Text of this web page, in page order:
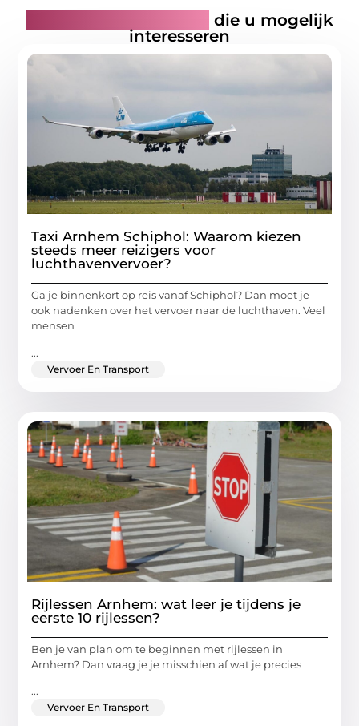
die u mogelijk
interesseren
Taxi Arnhem Schiphol: Waarom kiezen
steeds meer reizigers voor
luchthavenvervoer?
Ga je binnenkort op reis vanaf Schiphol? Dan moet je
ook nadenken over het vervoer naar de luchthaven. Veel
mensen
...
Vervoer En Transport
Rijlessen Arnhem: wat leer je tijdens je
eerste 10 rijlessen?
Ben je van plan om te beginnen met rijlessen in
Arnhem? Dan vraag je je misschien af wat je precies
...
Vervoer En Transport